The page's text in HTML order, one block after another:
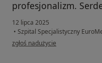
profesjonalizm.
12 lipca 2025
• Szpital Specjalistyczny
w opinii użytkownika Jarek
zgłoś nadużycie